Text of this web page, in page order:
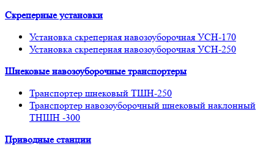
Скреперные установки
Установка скреперная навозоуборочная УСН-170
Установка скреперная навозоуборочная УСН-250
Шнековые навозоуборочные транспортеры
Транспортер шнековый ТШН-250
Транспортер навозоуборочный шнековый наклонный
ТНШН -300
Приводные станции